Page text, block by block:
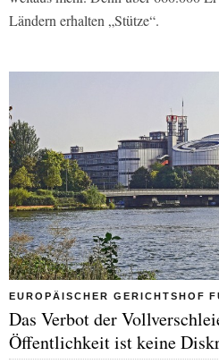
Ländern erhalten „Stütze“.
EUROPÄISCHER GERICHTSHOF
Das Verbot der
Öffentlichkeit ist keine